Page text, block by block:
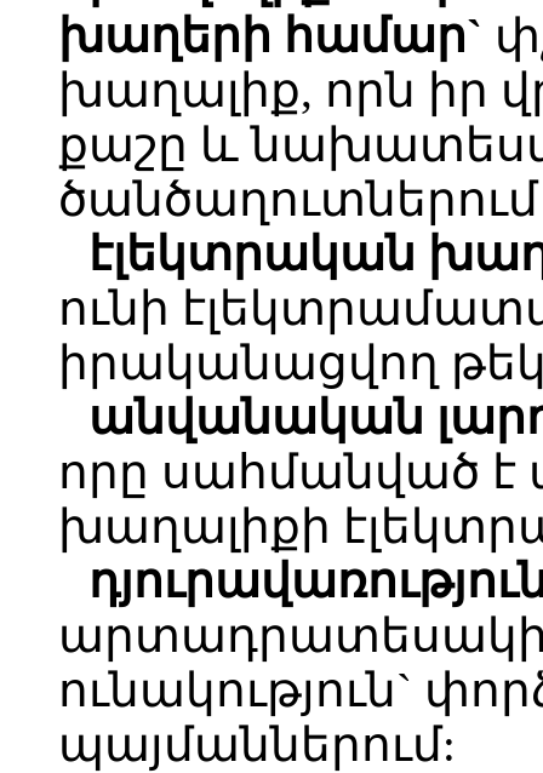
խաղերի համար`
խաղալիք, որն իր
քաշը և
էլեկտրական
ունի
իրականացվող
անվանական
որը սահմանված է
խաղալիքի
արտադրատեսակի
ունակություն`
պայմաններում: